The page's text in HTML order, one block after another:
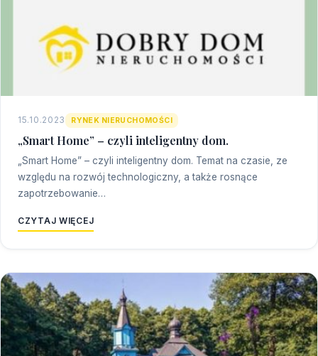
15.10.2023 RYNEK NIERUCHOMOŚCI
„Smart Home” – czyli inteligentny dom.
„Smart Home” – czyli inteligentny dom. Temat na czasie, ze
względu na rozwój technologiczny, a także rosnące
zapotrzebowanie…
CZYTAJ WIĘCEJ